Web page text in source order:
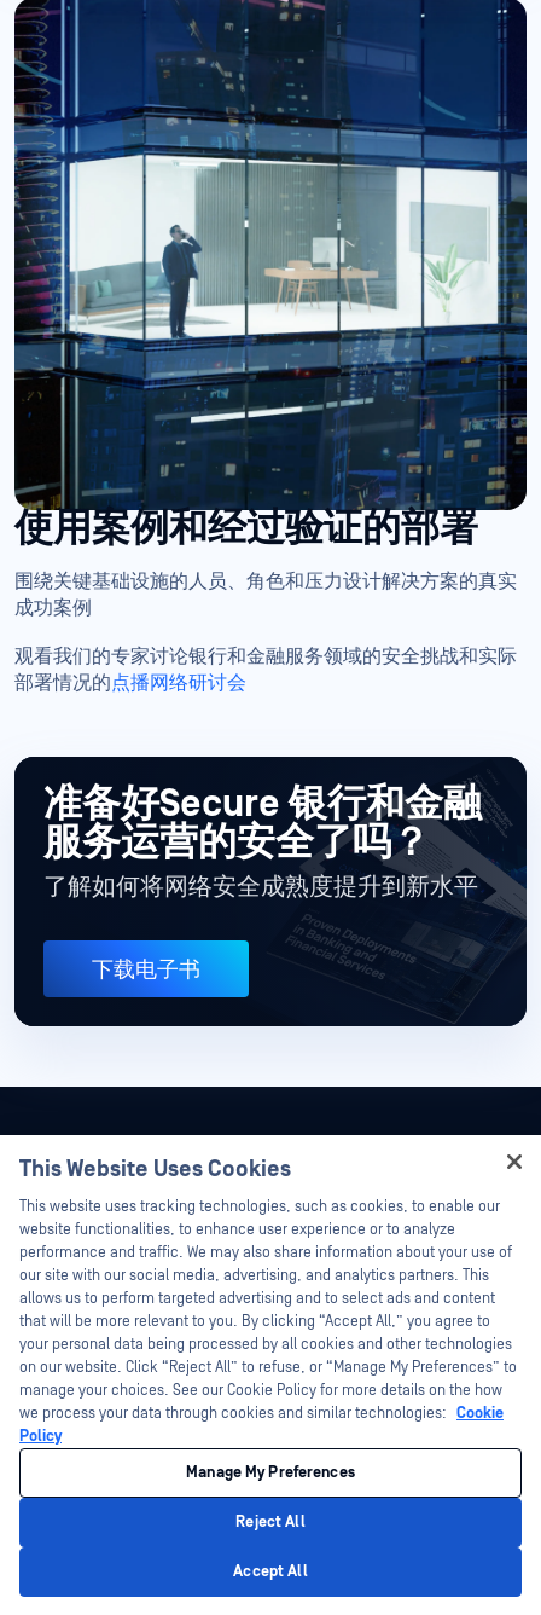
使用案例和经过验证的部署
围绕关键基础设施的人员、角色和压力设计解决方案的真实
成功案例
观看我们的专家讨论银行和金融服务领域的安全挑战和实际
部署情况的点播网络研讨会
准备好Secure 银行和金融
服务运营的安全了吗？
了解如何将网络安全成熟度提升到新水平
下载电子书
©2026OPSWAT . 保留所有权利。OPSWAT、MetaDefender、Metascan、
MetaAccess、OPSWAT 、"不信任文件，不信任设备"、"OPSWAT "、"保护全球关
键基础设施"、"Deep CDR™技术"、"InQuest"、"InQuest标
识"、"DFI"、"RetroHunt"、"深度文件检测"及"加入追踪"OPSWAT 的商标。第三方
商标归其各自所有者所有。
This Website Uses Cookies
This website uses tracking technologies, such as cookies, to enable our
website functionalities, to enhance user experience or to analyze
performance and traffic. We may also share information about your use of
our site with our social media, advertising, and analytics partners. This
allows us to perform targeted advertising and to select ads and content
that will be more relevant to you. By clicking “Accept All,” you agree to
your personal data being processed by all cookies and other technologies
on our website. Click “Reject All” to refuse, or “Manage My Preferences” to
manage your choices. See our Cookie Policy for more details on the how
we process your data through cookies and similar technologies: Cookie
Policy
Manage My Preferences
Reject All
Accept All
Hey there!
I'm Ozzy, your OPSWAT virtual assistant.
How can I help you secure what's critical
today?